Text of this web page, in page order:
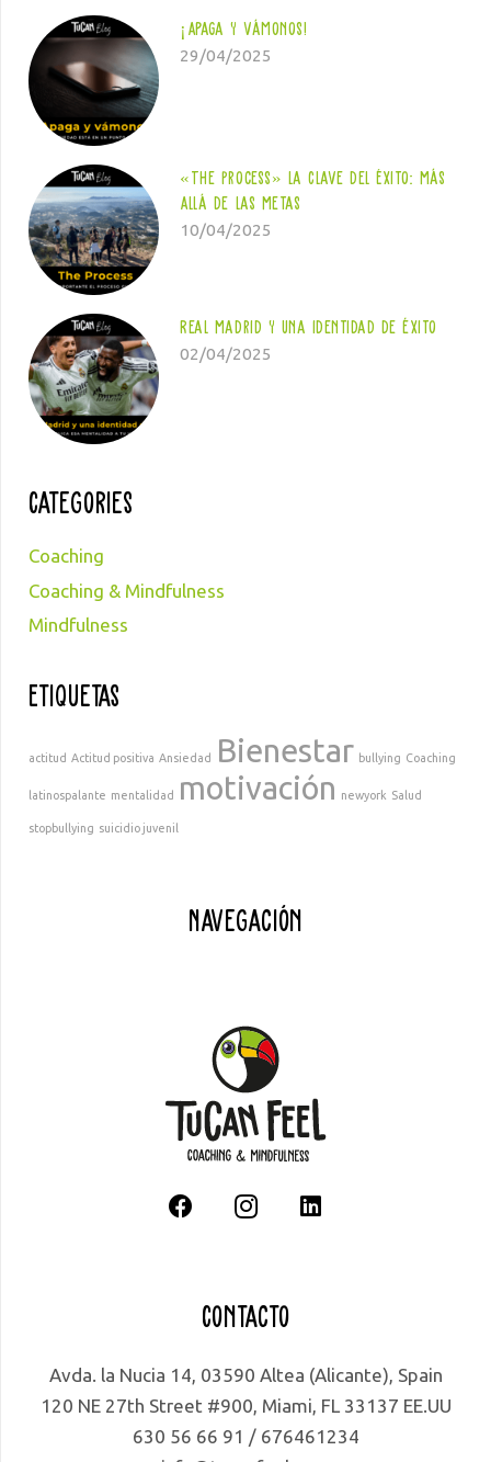
¡Apaga y vámonos!
29/04/2025
«The Process» la Clave del Éxito: Más
Allá de las Metas
10/04/2025
Real Madrid y una identidad de éxito
02/04/2025
Categories
Coaching
Coaching & Mindfulness
Mindfulness
Etiquetas
actitud Actitud positiva Ansiedad Bienestar bullying Coaching
latinospalante mentalidad motivación newyork Salud
stopbullying suicidio juvenil
Navegación
Contacto
Avda. la Nucia 14, 03590 Altea (Alicante), Spain
120 NE 27th Street #900, Miami, FL 33137 EE.UU
630 56 66 91 / 676461234